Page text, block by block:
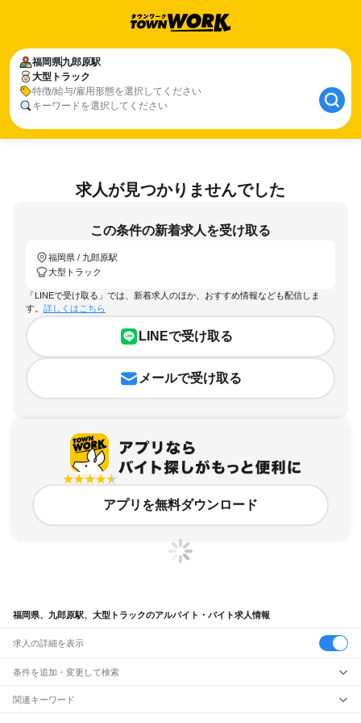
福岡県九郎原駅
大型トラック
特徴/給与/雇用形態を選択してください
キーワードを選択してください
求人が見つかりませんでした
この条件の新着求人を受け取る
福岡県 / 九郎原駅
大型トラック
「LINEで受け取る」では、新着求人のほか、おすすめ情報なども配信しま
す。 詳しくはこちら
LINEで受け取る
メールで受け取る
アプリを無料ダウンロード
福岡県、九郎原駅、大型トラックのアルバイト・バイト求人情報
求人の詳細を表示
条件を追加・変更して検索
市区町村を追加・変更
関連キーワード